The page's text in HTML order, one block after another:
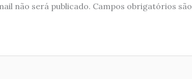
não será publicado. Campos obrigatórios são